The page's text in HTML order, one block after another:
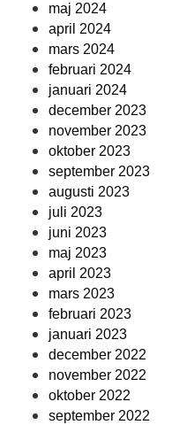
maj 2024
april 2024
mars 2024
februari 2024
januari 2024
december 2023
november 2023
oktober 2023
september 2023
augusti 2023
juli 2023
juni 2023
maj 2023
april 2023
mars 2023
februari 2023
januari 2023
december 2022
november 2022
oktober 2022
september 2022